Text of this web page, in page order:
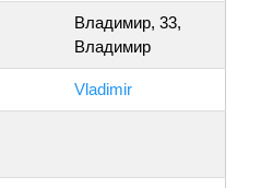
Владимир, 33,
Владимир
Vladimir